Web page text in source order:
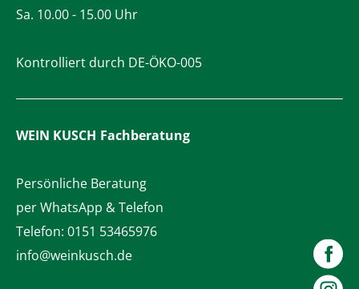
Sa. 10.00 - 15.00 Uhr
Kontrolliert durch DE-ÖKO-005
WEIN KUSCH Fachberatung
Persönliche Beratung
per WhatsApp & Telefon
Telefon: 0151 53465976
info@weinkusch.de